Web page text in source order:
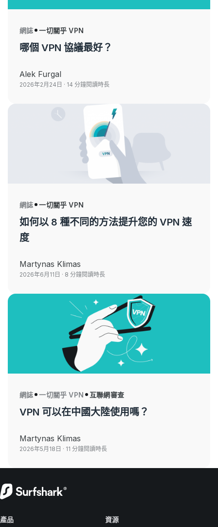
網誌 一切關乎 VPN
哪個 VPN 協議最好？
Alek Furgal
2026年2月24日 · 14 分鐘閱讀時長
網誌 一切關乎 VPN
如何以 8 種不同的方法提升您的 VPN 速
度
Martynas Klimas
2026年6月11日 · 8 分鐘閱讀時長
網誌 一切關乎 VPN 互聯網審查
VPN 可以在中國大陸使用嗎？
Martynas Klimas
2026年5月18日 · 11 分鐘閱讀時長
產品 資源